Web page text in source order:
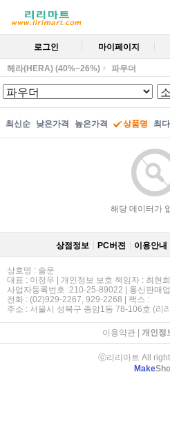
로그인 마이페이지
헤라(HERA) (40%~26%) 파우더
최신순 낮은가격 높은가격 상품명 최
해당 데이터가
상점정보 PC버젼 이용안내
상호명 : 솔운
대표 : 이정우 | 개인정보 보호 책임자 : 최현희
사업자등록번호 :210-25-89022 | 통신판매
전화 : (02)929-2267, 929-2268 | 팩스 :
주소 : 서울시 성북구 종암1동 78-106호 (리
이용약관| 개인정
ⓒ리리마트 All
Make